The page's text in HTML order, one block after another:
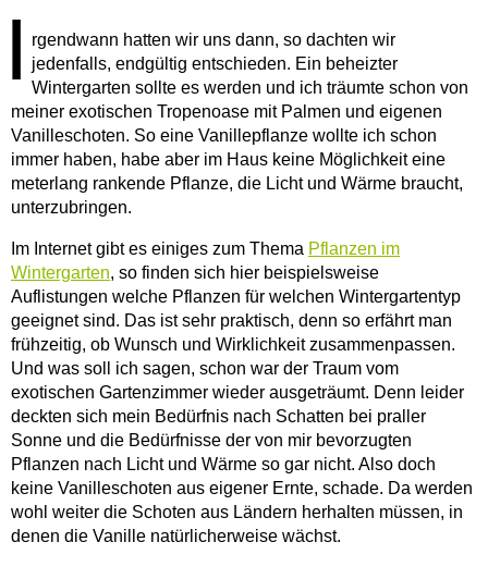
I
rgendwann hatten wir uns dann, so dachten wir
jedenfalls, endgültig entschieden. Ein beheizter
Wintergarten sollte es werden und ich träumte schon von
meiner exotischen Tropenoase mit Palmen und eigenen
Vanilleschoten. So eine Vanillepflanze wollte ich schon
immer haben, habe aber im Haus keine Möglichkeit eine
meterlang rankende Pflanze, die Licht und Wärme braucht,
unterzubringen.
Im Internet gibt es einiges zum Thema Pflanzen im
Wintergarten, so finden sich hier beispielsweise
Auflistungen welche Pflanzen für welchen Wintergartentyp
geeignet sind. Das ist sehr praktisch, denn so erfährt man
frühzeitig, ob Wunsch und Wirklichkeit zusammenpassen.
Und was soll ich sagen, schon war der Traum vom
exotischen Gartenzimmer wieder ausgeträumt. Denn leider
deckten sich mein Bedürfnis nach Schatten bei praller
Sonne und die Bedürfnisse der von mir bevorzugten
Pflanzen nach Licht und Wärme so gar nicht. Also doch
keine Vanilleschoten aus eigener Ernte, schade. Da werden
wohl weiter die Schoten aus Ländern herhalten müssen, in
denen die Vanille natürlicherweise wächst.